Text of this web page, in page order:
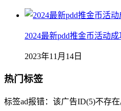
2024最新pdd推金币活动
2023年11月14日
热门标签
标签ad报错：该广告ID(5)不存在